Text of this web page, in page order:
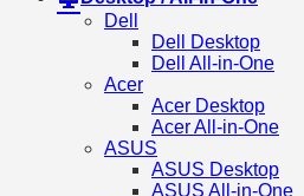
Dell
Dell Desktop
Dell All-in-One
Acer
Acer Desktop
Acer All-in-One
ASUS
ASUS Desktop
ASUS All-in-One